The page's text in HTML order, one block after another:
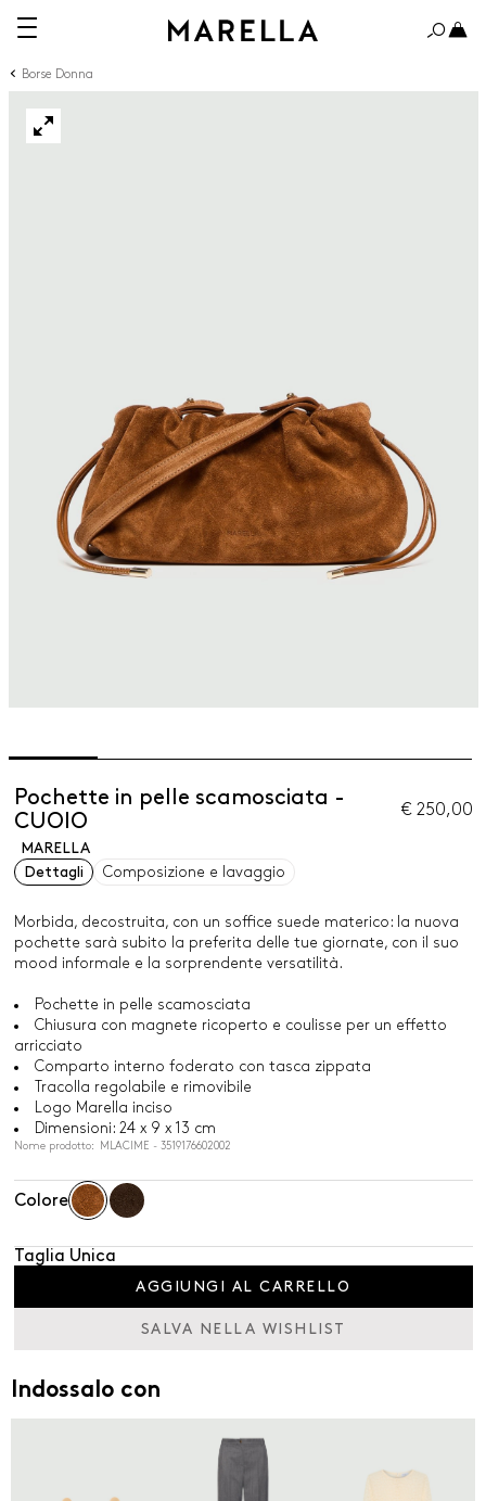
Borse Donna
Pochette in pelle scamosciata -
CUOIO
€ 250,00
MARELLA
Dettagli
Composizione e lavaggio
Morbida, decostruita, con un soffice suede materico: la nuova
pochette sarà subito la preferita delle tue giornate, con il suo
mood informale e la sorprendente versatilità.
Pochette in pelle scamosciata
Chiusura con magnete ricoperto e coulisse per un effetto
arricciato
Comparto interno foderato con tasca zippata
Tracolla regolabile e rimovibile
Logo Marella inciso
Dimensioni: 24 x 9 x 13 cm
Nome prodotto: MLACIME - 3519176602002
Colore
Taglia Unica
AGGIUNGI AL CARRELLO
SALVA NELLA WISHLIST
Indossalo con